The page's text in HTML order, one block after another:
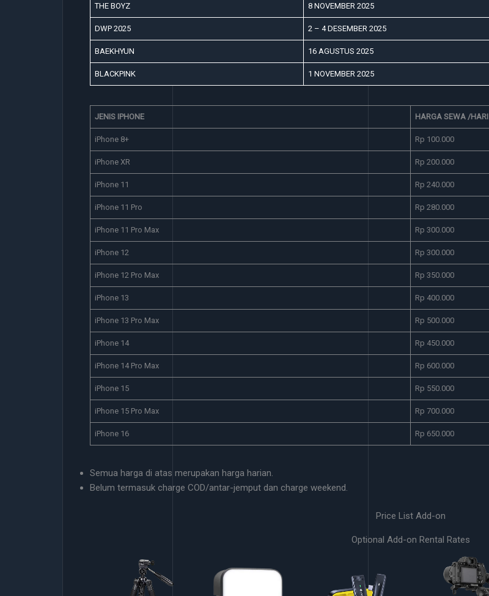
THE BOYZ 8 NOVEMBER 2025
DWP 2025 2 – 4 DESEMBER 2025
BAEKHYUN 16 AGUSTUS 2025
BLACKPINK 1 NOVEMBER 2025
JENIS IPHONE HARGA SEWA /HARI
iPhone 8+ Rp 100.000
iPhone XR Rp 200.000
iPhone 11 Rp 240.000
iPhone 11 Pro Rp 280.000
iPhone 11 Pro Max Rp 300.000
iPhone 12 Rp 300.000
iPhone 12 Pro Max Rp 350.000
iPhone 13 Rp 400.000
iPhone 13 Pro Max Rp 500.000
iPhone 14 Rp 450.000
iPhone 14 Pro Max Rp 600.000
iPhone 15 Rp 550.000
iPhone 15 Pro Max Rp 700.000
iPhone 16 Rp 650.000
Semua harga di atas merupakan harga harian.
Belum termasuk charge COD/antar-jemput dan charge weekend.
Price List Add-on
Optional Add-on Rental Rates